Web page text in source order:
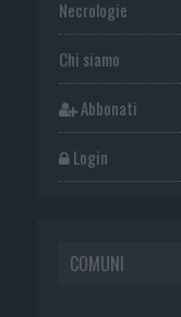
Necrologie
Chi siamo
Abbonati
Login
COMUNI